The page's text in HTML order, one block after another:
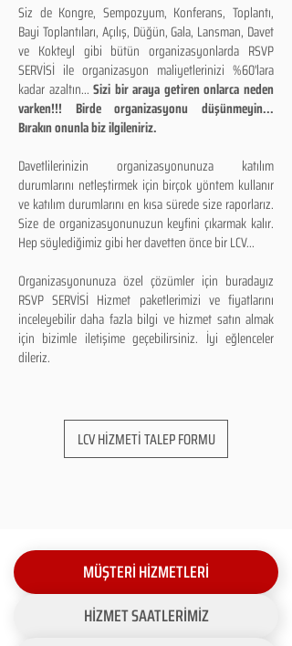
Siz de Kongre, Sempozyum, Konferans, Toplantı,
Bayi Toplantıları, Açılış, Düğün, Gala, Lansman, Davet
ve Kokteyl gibi bütün organizasyonlarda RSVP
SERVİSİ ile organizasyon maliyetlerinizi %60'lara
kadar azaltın...Sizi bir araya getiren onlarca neden
varken!!! Birde organizasyonu düşünmeyin...
Bırakın onunla biz ilgileniriz.
Davetlilerinizin organizasyonunuza katılım
durumlarını netleştirmek için birçok yöntem kullanır
ve katılım durumlarını en kısa sürede size raporlarız.
Size de organizasyonunuzun keyfini çıkarmak kalır.
Hep söylediğimiz gibi her davetten önce bir LCV...
Organizasyonunuza özel çözümler için buradayız
RSVP SERVİSİ Hizmet paketlerimizi ve fiyatlarını
inceleyebilir daha fazla bilgi ve hizmet satın almak
için bizimle iletişime geçebilirsiniz. İyi eğlenceler
dileriz.
LCV HİZMETİ TALEP FORMU
MÜŞTERİ HİZMETLERİ
HİZMET SAATLERİMİZ